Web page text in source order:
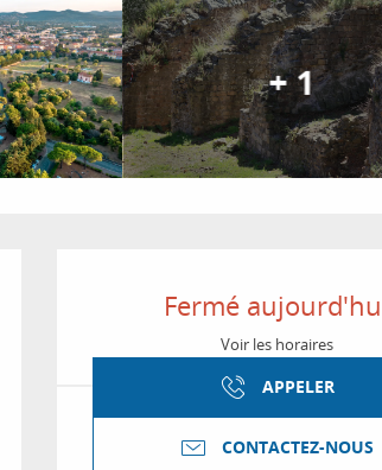
+ 1
Ouverture
Fermé
Voir les horaires
APPELER
CONTACTEZ-NOUS